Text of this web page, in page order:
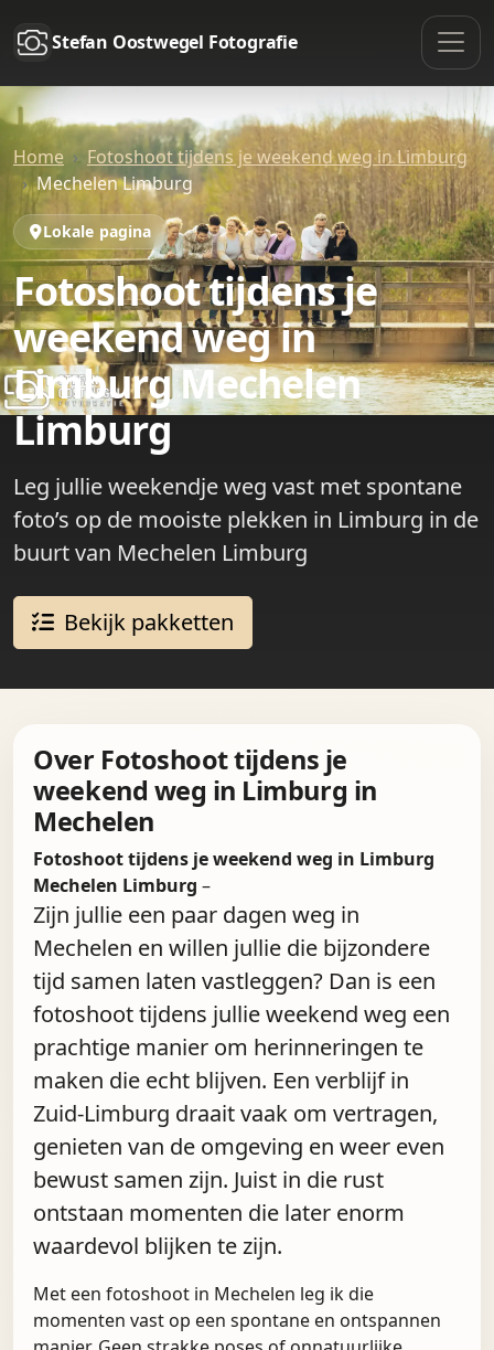
Stefan Oostwegel Fotografie
Home
Fotoshoot tijdens je weekend weg in Limburg
Mechelen Limburg
Lokale pagina
Fotoshoot tijdens je
weekend weg in
Limburg Mechelen
Limburg
Leg jullie weekendje weg vast met spontane
foto’s op de mooiste plekken in Limburg in de
buurt van Mechelen Limburg
Bekijk pakketten
Over Fotoshoot tijdens je
weekend weg in Limburg in
Mechelen
Fotoshoot tijdens je weekend weg in Limburg
Mechelen Limburg –
Zijn jullie een paar dagen weg in
Mechelen en willen jullie die bijzondere
tijd samen laten vastleggen? Dan is een
fotoshoot tijdens jullie weekend weg een
prachtige manier om herinneringen te
maken die echt blijven. Een verblijf in
Zuid-Limburg draait vaak om vertragen,
genieten van de omgeving en weer even
bewust samen zijn. Juist in die rust
ontstaan momenten die later enorm
waardevol blijken te zijn.
Met een fotoshoot in Mechelen leg ik die
momenten vast op een spontane en ontspannen